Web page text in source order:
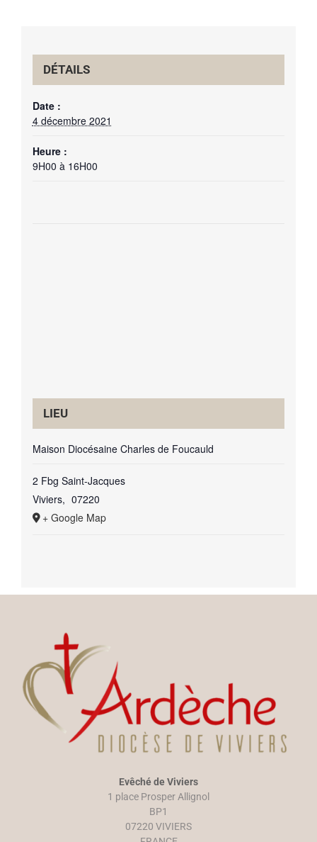
DÉTAILS
Date :
4 décembre 2021
Heure :
9H00 à 16H00
LIEU
Maison Diocésaine Charles de Foucauld
2 Fbg Saint-Jacques
Viviers, 07220
+ Google Map
Evêché de Viviers
1 place Prosper Allignol
BP1
07220 VIVIERS